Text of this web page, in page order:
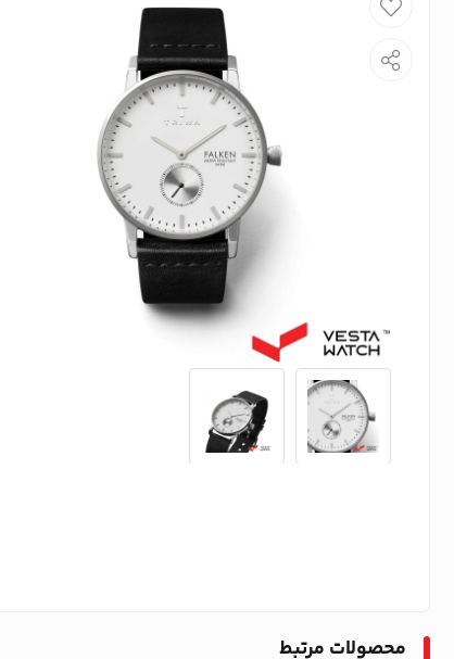
محصولات مرتبط